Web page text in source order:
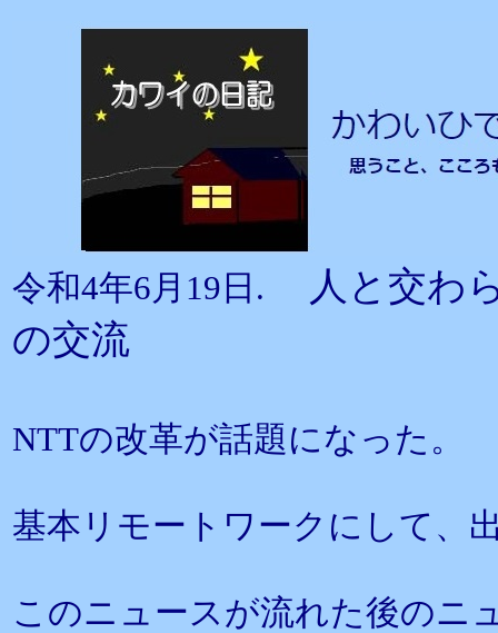
令和4年6月19日.
人と交わ
の交流
NTTの改革が話題になった。
基本リモートワークにして、
このニュースが流れた後のニ